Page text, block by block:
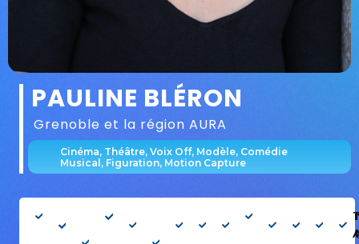
PAULINE BLÉRON
Grenoble et la région AURA
Cinéma, Théâtre, Voix Off, Modèle, Comédie
Musical, Figuration, Motion Capture
Âge
Cheveux
Yeux
: